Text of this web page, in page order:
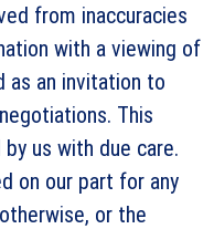
from inaccuracies
with a viewing of
as an invitation to
This
us with due care.
on our part for any
or the